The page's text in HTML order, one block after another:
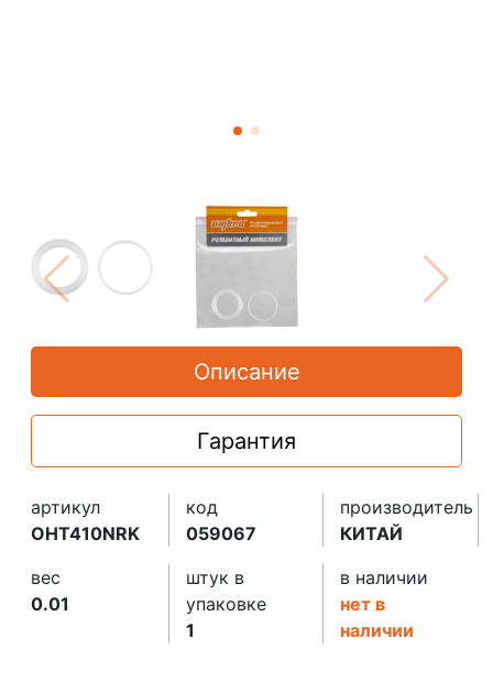
Описание
Гарантия
артикул
OHT410NRK
код
059067
производитель
КИТАЙ
вес
0.01
штук в
упаковке
1
в наличии
нет в
наличии